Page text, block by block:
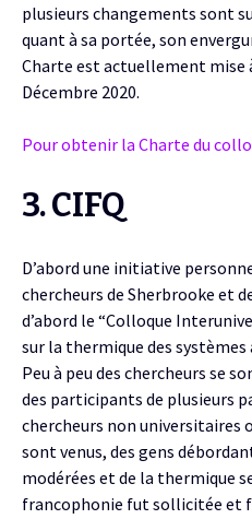
plusieurs changements sont
quant à sa portée, son
Charte est actuellement mise
Décembre 2020.
Pour obtenir la Charte du
3. CIFQ
D’abord une initiative
chercheurs de Sherbrooke et
d’abord le “Colloque
sur la thermique des
Peu à peu des chercheurs se
des participants de plusieurs
chercheurs non universitaires
sont venus, des gens
modérées et de la thermique
francophonie fut sollicitée et